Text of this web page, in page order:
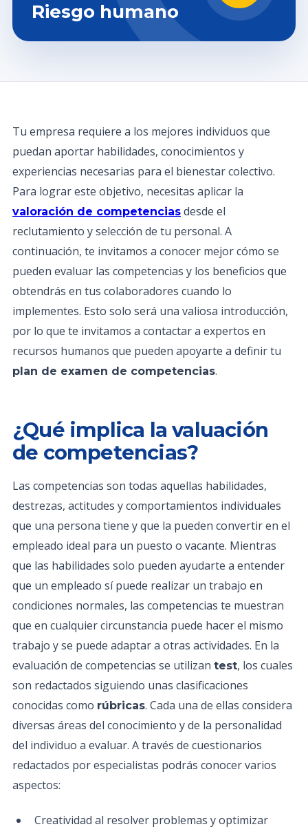
Riesgo humano
Tu empresa requiere a los mejores individuos que
puedan aportar habilidades, conocimientos y
experiencias necesarias para el bienestar colectivo.
Para lograr este objetivo, necesitas aplicar la
valoración de competencias desde el
reclutamiento y selección de tu personal. A
continuación, te invitamos a conocer mejor cómo se
pueden evaluar las competencias y los beneficios que
obtendrás en tus colaboradores cuando lo
implementes. Esto solo será una valiosa introducción,
por lo que te invitamos a contactar a expertos en
recursos humanos que pueden apoyarte a definir tu
plan de examen de competencias.
¿Qué implica la valuación
de competencias?
Las competencias son todas aquellas habilidades,
destrezas, actitudes y comportamientos individuales
que una persona tiene y que la pueden convertir en el
empleado ideal para un puesto o vacante. Mientras
que las habilidades solo pueden ayudarte a entender
que un empleado sí puede realizar un trabajo en
condiciones normales, las competencias te muestran
que en cualquier circunstancia puede hacer el mismo
trabajo y se puede adaptar a otras actividades. En la
evaluación de competencias se utilizan test, los cuales
son redactados siguiendo unas clasificaciones
conocidas como rúbricas. Cada una de ellas considera
diversas áreas del conocimiento y de la personalidad
del individuo a evaluar. A través de cuestionarios
redactados por especialistas podrás conocer varios
aspectos:
Creatividad al resolver problemas y optimizar